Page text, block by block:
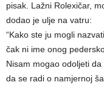
pisak. Lažni Rolexičar,
dodao je ulje na vatru:
“Kako ste ju mogli
čak ni ime onog
Nisam mogao odoljeti
da se radi o namjernoj